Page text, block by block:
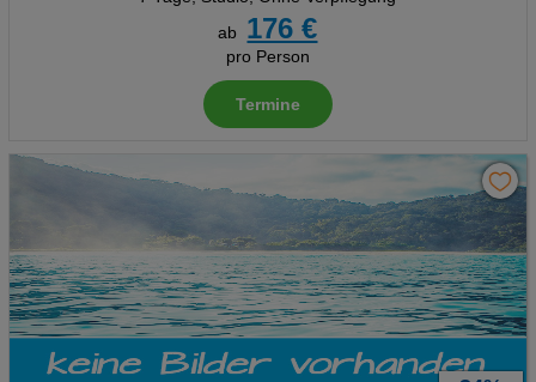
ab
176 €
pro Person
Termine